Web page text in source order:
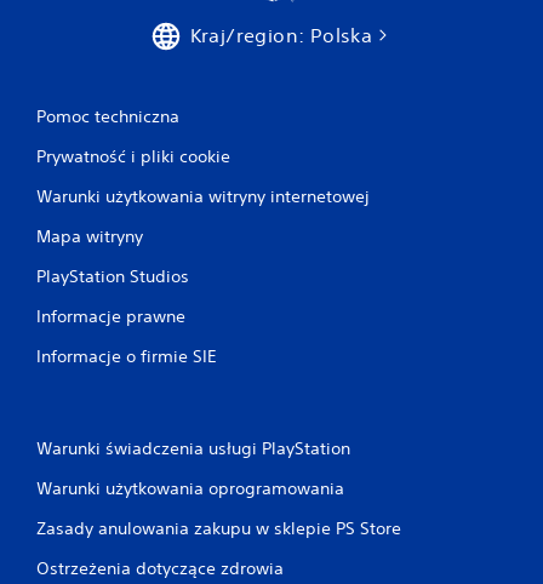
Kraj/region: Polska
Pomoc techniczna
Prywatność i pliki cookie
Warunki użytkowania witryny internetowej
Mapa witryny
PlayStation Studios
Informacje prawne
Informacje o firmie SIE
Warunki świadczenia usługi PlayStation
Warunki użytkowania oprogramowania
Zasady anulowania zakupu w sklepie PS Store
Ostrzeżenia dotyczące zdrowia